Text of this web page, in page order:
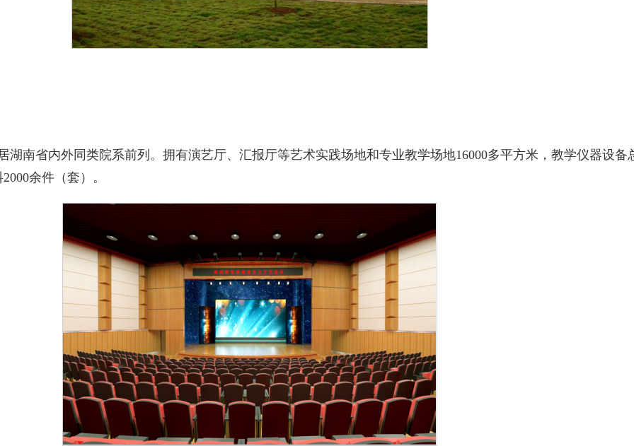
南省内外同类院系前列。拥有演艺厅、汇报厅等艺术实践场地和专业教学场地16000多平方米，教学仪器设备
余件（套）。